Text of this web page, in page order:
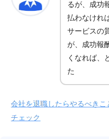
るが、成功
払わなけれ
サービスの
が、成功報
くなれば、
た
会社を退職したらやるべき
チェック